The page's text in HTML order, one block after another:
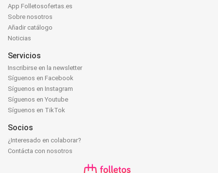
App Folletosofertas.es
Sobre nosotros
Añadir catálogo
Noticias
Servicios
Inscribirse en la newsletter
Síguenos en Facebook
Síguenos en Instagram
Síguenos en Youtube
Síguenos en TikTok
Socios
¿Interesado en colaborar?
Contácta con nosotros